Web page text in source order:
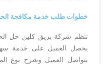
خطوات طلب خدمة مكافحة
تنظم شركة بريق كلين حل
يحصل العميل على خدمة سهلة
بتواصل العميل وشرح نوع